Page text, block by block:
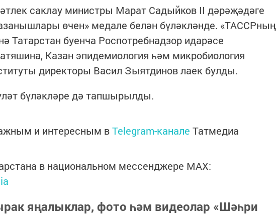
саклау министры Марат Садыйков II дәрәҗәдәге
өчен» медале белән бүләкләнде. «ТАССРның
Татарстан буенча Роспотребнадзор идарәсе
Казан эпидемиология һәм микробиология
директоры Васил Зыятдинов лаек булды.
бүләкләре дә тапшырылды.
и интересным вTelegram-канале Татмедиа
в национальном мессенджере MАХ:
яңалыклар, фото һәм видеолар «Шәһри